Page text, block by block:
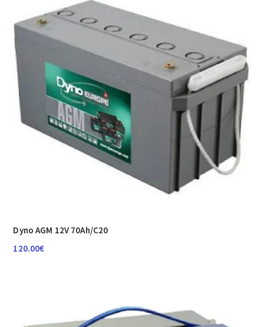
Dyno AGM 12V 70Ah/C20
120.00€